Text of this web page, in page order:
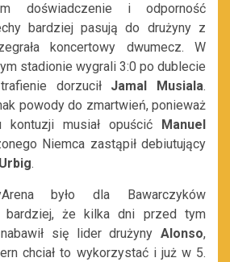
doświadczenie i odporność
bardziej pasują do drużyny z
koncertowy dwumecz. W
stadionie wygrali 3:0 po dublecie
dorzucił Jamal Musiala.
powody do zmartwień, ponieważ
musiał opuścić
Manuel
Niemca zastąpił debiutujący
.
było dla Bawarczyków
bardziej, że kilka dni przed tym
się lider drużyny Alonso,
chciał to wykorzystać i już w 5.